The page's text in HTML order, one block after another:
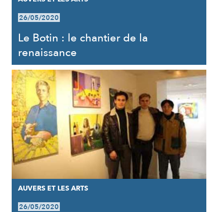
26/05/2020
Le Botin : le chantier de la
renaissance
AUVERS ET LES ARTS
26/05/2020